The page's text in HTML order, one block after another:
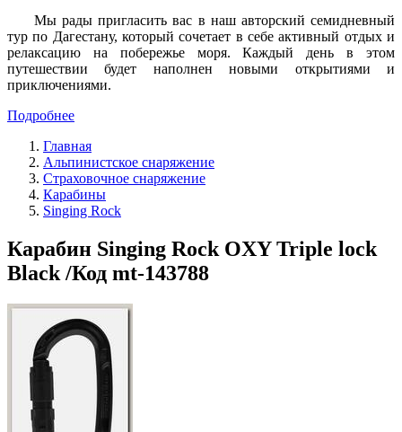
Мы рады пригласить вас в наш авторский семидневный
тур по Дагестану, который сочетает в себе активный отдых и
релаксацию на побережье моря. Каждый день в этом
путешествии будет наполнен новыми открытиями и
приключениями.
Подробнее
Главная
Альпинистское снаряжение
Страховочное снаряжение
Карабины
Singing Rock
Карабин Singing Rock OXY Triple lock
Black /Код mt-143788